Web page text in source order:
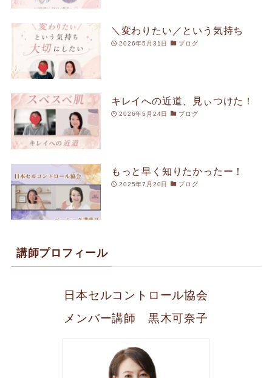
＼変わりたい／という気持ち
2026年5月31日 ブログ
キレイへの近道、見ぃつけた！
2026年5月24日 ブログ
もっと早く知りたかったー！
2025年7月20日 ブログ
講師プロフィール
日本セルコントロール協会
メンバー講師 黒木可奈子